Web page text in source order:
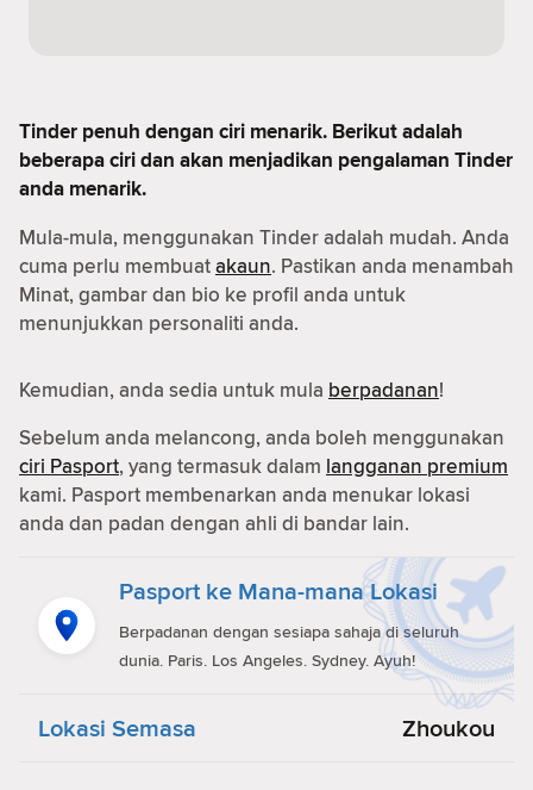
Tinder penuh dengan ciri menarik. Berikut adalah
beberapa ciri dan akan menjadikan pengalaman Tinder
anda menarik.
Mula-mula, menggunakan Tinder adalah mudah. Anda
cuma perlu membuatakaun. Pastikan anda menambah
Minat, gambar dan bio ke profil anda untuk
menunjukkan personaliti anda.
Kemudian, anda sedia untuk mula berpadanan!
Sebelum anda melancong, anda boleh menggunakan
ciri Pasport, yang termasuk dalam langganan premium
kami. Pasport membenarkan anda menukar lokasi
anda dan padan dengan ahli di bandar lain.
Pasport ke Mana-mana Lokasi
Berpadanan dengan sesiapa sahaja di seluruh
dunia. Paris. Los Angeles. Sydney. Ayuh!
Lokasi Semasa Zhoukou